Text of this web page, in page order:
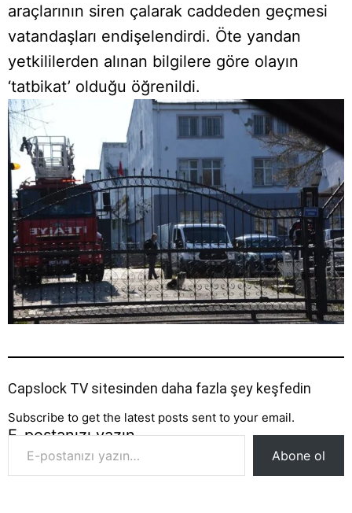
araçlarının siren çalarak caddeden geçmesi
vatandaşları endişelendirdi. Öte yandan
yetkililerden alınan bilgilere göre olayın
‘tatbikat’ olduğu öğrenildi.
Capslock TV sitesinden daha fazla şey keşfedin
Subscribe to get the latest posts sent to your email.
E-postanızı yazın…
Abone ol